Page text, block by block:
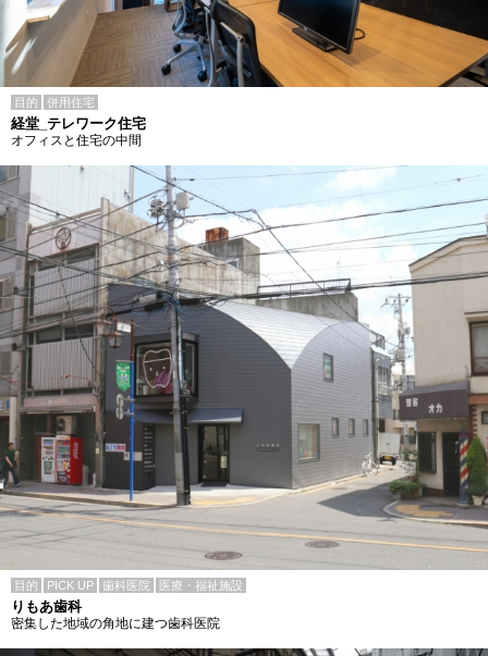
目的 併用住宅
経堂_テレワーク住宅
オフィスと住宅の中間
目的 PICK UP 歯科医院 医療・福祉施設
りもあ歯科
密集した地域の角地に建つ歯科医院